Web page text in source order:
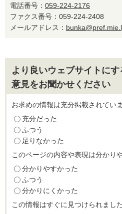
電話番号： 059-224-2176
ファクス番号：059-224-2408
メールアドレス：
より良いウェブサイトに
意見をお聞かせください
お求めの情報は充分掲載されてい
充分だった
ふつう
足りなかった
このページの内容や表現は分かり
分かりやすかった
ふつう
分かりにくかった
この情報はすぐに見つけられまし